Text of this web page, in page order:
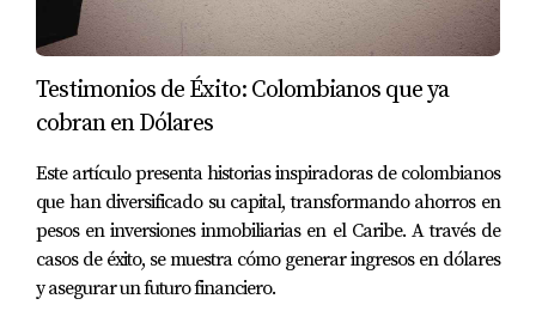
Conclusión: Tu inversión rinde más
en el paraíso
Elegir la República Dominicana no es solo una decisión
emocional; es una jugada financiera maestra. Aquí, el
dinero no solo se ahorra, sino que se transforma en
experiencias, tranquilidad y tiempo.
Estar disponible para ti significa ayudarte a calcular tu
presupuesto real de "aterrizaje". Desde la selección de la
Testimonios de Éxito: Colombianos que ya
cobran en Dólares
Este artículo presenta historias inspiradoras de colombianos
que han diversificado su capital, transformando ahorros en
pesos en inversiones inmobiliarias en el Caribe. A través de
casos de éxito, se muestra cómo generar ingresos en dólares
y asegurar un futuro financiero.